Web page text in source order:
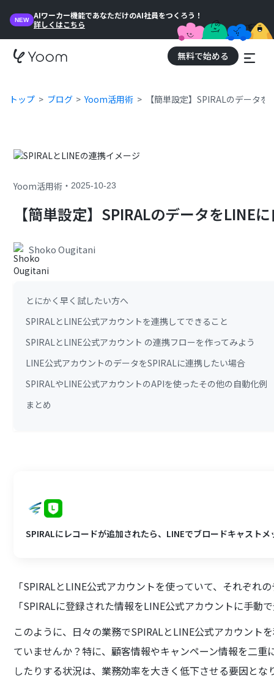
NEW
AIワーカー機能であなただけのAI社員をつくろう！
詳しくはこちら
無料で始める
トップ ブログ Yoom活用術 【簡単設定】SPIRALのデータ
Yoom活用術 ・2025-10-23
【簡単設定】SPIRALのデータをLINE
Shoko Ougitani
とにかく早く試したい方へ
SPIRALとLINE公式アカウントを連携してできること
SPIRALとLINE公式アカウント の連携フローを作ってみよう
LINE公式アカウントのデータをSPIRALに連携したい場合
SPIRALやLINE公式アカウントのAPIを使ったその他の自動化例
まとめ
SPIRALにレコードが追加されたら、LINEでブロードキャスト
「SPIRALとLINE公式アカウントを使っていて、それぞれ
「SPIRALに登録された情報をLINE公式アカウントに手動
このように、日々の業務でSPIRALとLINE公式アカウント
ていませんか？特に、顧客情報やキャンペーン情報を二
したりする状況は、業務効率を大きく低下させる要因とな